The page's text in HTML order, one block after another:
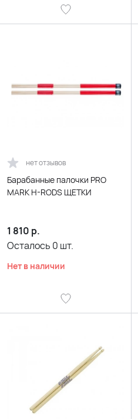
нет отзывов
Барабанные палочки PRO
MARK H-RODS ЩЕТКИ
1 810 р.
Осталось 0 шт.
Нет в наличии